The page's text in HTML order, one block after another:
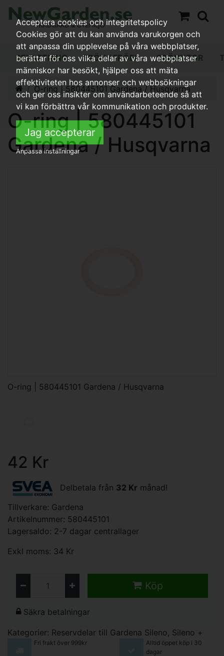
BEVATTNING FRÖN / FRÖER GRÖNYTOR
O-ring | 580445101 Gardena / Husqvarna
O-ring | 580445101
Gardena / Husqvarna
O-ring | 580445101 Gardena / Husqvarna
42 Kr
Delbetala från 32 Kr månad!
Tillverkare: Gardena
Artikelnummer: 580445101
Lagersaldo: 2-7 dagar centrallager
Exkl moms: 34 Kr
Köp
Säkra betalningar
Kategorier: Reservdelar till Gardena Sileno, Sileno +
Fri frakt över 999kr
Alltid öppet köp i 30
dagar
Acceptera cookies och integritetspolicy
Cookies gör att du kan använda varukorgen och
att anpassa din upplevelse på våra webbplatser,
berättar för oss vilka delar av våra webbplatser
människor har besökt, hjälper oss att mäta
effektiviteten hos annonser och webbsökningar
och ger oss insikter om användarbeteende så att
vi kan förbättra vår kommunikation och produkter.
Jag accepterar
Anpassa inställningar